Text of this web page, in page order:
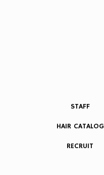
STAFF
HAIR CATALOG
RECRUIT